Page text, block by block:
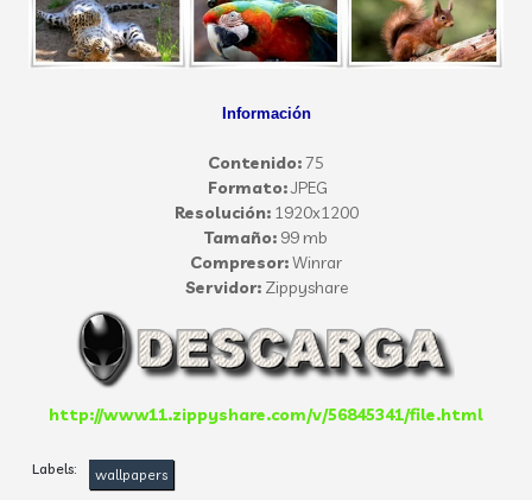
Información
Contenido:75
Formato:JPEG
Resolución:1920x1200
Tamaño: 99 mb
Compresor:Winrar
Servidor:Zippyshare
http://www11.zippyshare.com/v/56845341/file.html
Labels: wallpapers